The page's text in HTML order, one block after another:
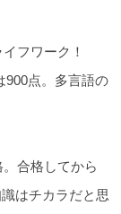
フワーク！
900点。多言語の
合格してから
はチカラだと思